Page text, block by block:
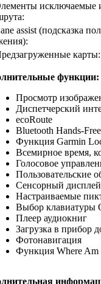
исключаемые
assist (подсказка
карты:
функции:
Просмотр
Диспетчерский
ecoRoute
Bluetooth Hands-
Функция Garmin
Всемирное время,
Голосовое
Пользовательские
Сенсорный дисплей
Настраиваемые
Выбор клавиатуры
Плеер аудиокниг
Загрузка в прибор
Фотонавигация
Функция Where Am